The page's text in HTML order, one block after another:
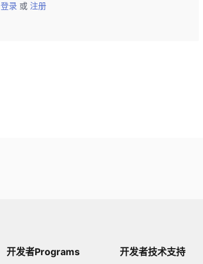
登录 或 注册
开发者Programs 开发者技术支持